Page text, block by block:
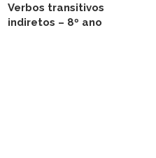
Verbos transitivos
indiretos – 8º ano